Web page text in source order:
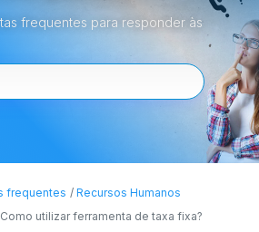
frequentes para responder às
frequentes
Recursos Humanos
Como utilizar ferramenta de taxa fixa?